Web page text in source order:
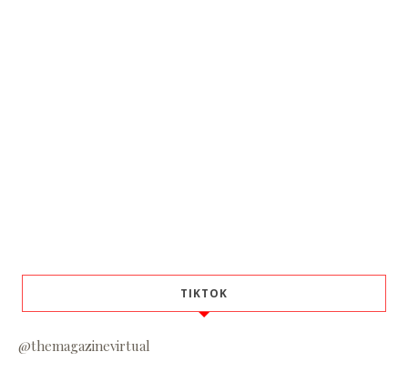
TIKTOK
@themagazinevirtual